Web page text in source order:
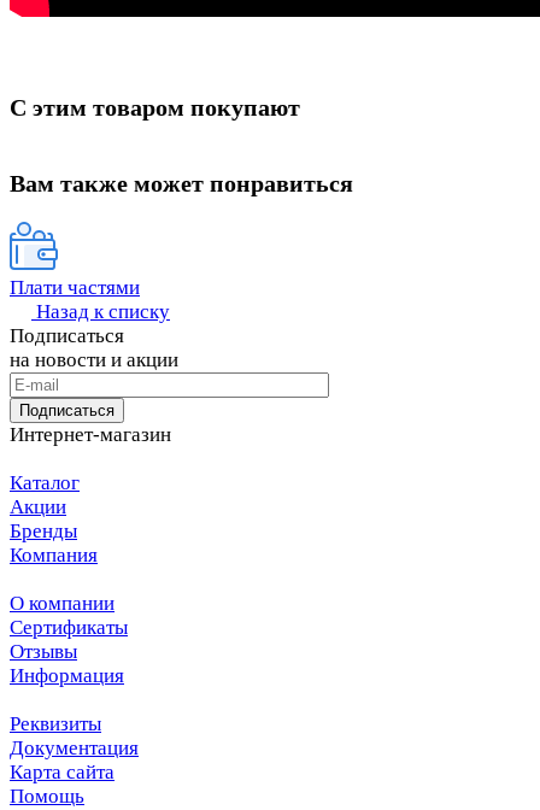
С этим товаром покупают
Вам также может понравиться
Плати частями
Назад к списку
Подписаться
на новости и акции
Подписаться
Интернет-магазин
Каталог
Акции
Бренды
Компания
О компании
Сертификаты
Отзывы
Информация
Реквизиты
Документация
Карта сайта
Помощь